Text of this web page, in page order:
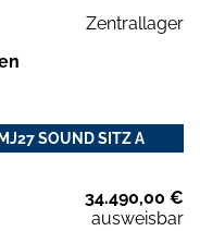
Zentrallager
SOUND SITZ A
34.490,00 €
ausweisbar